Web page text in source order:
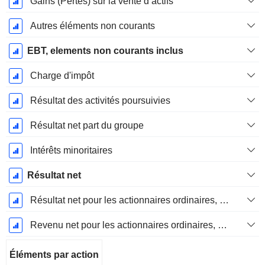
Autres éléments non courants
EBT, elements non courants inclus
Charge d'impôt
Résultat des activités poursuivies
Résultat net part du groupe
Intérêts minoritaires
Résultat net
Résultat net pour les actionnaires ordinaires, éléments exceptionnels inclus.
Revenu net pour les actionnaires ordinaires, hors éléments exceptionnelsRésultat net pour les actionnaires ordinaires, éléments exceptionnels exclus.
Éléments par action